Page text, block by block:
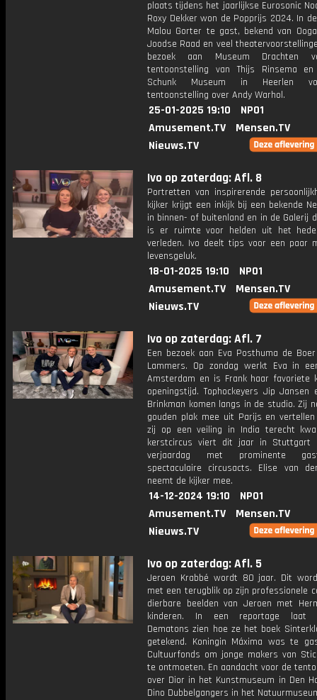
plaats tijdens het jaarlijkse Eurosonic
Roxy Dekker won de Popprijs 2024. In
Malou Gorter te gast, bekend van
Joodse Raad en veel
bezoek aan Museum Drachten
tentoonstelling van Thijs Rinsema
Schunk Museum in Heerlen
tentoonstelling over Andy Warhol.
25-01-2025 19:10
NPO1
Amusement.TV
Mensen.TV
Nieuws.TV
Ivo op zaterdag: Afl. 8
Portretten van inspirerende
kijker krijgt een inkijk bij een bekende
in binnen- of buitenland en in de Galerij
is er ruimte voor helden uit het
verleden. Ivo deelt tips voor een paar
levensgeluk.
18-01-2025 19:10
NPO1
Amusement.TV
Mensen.TV
Nieuws.TV
Ivo op zaterdag: Afl. 7
Een bezoek aan Eva Posthuma de
Lammers. Op zondag werkt Eva in
Amsterdam en is Frank haar favoriete
openingstijd. Tophockeyers Jip Jansen
Brinkman komen langs in de studio. Zij
gouden plak mee uit Parijs en
zij op een veiling in India terecht
kerstcircus viert dit jaar in Stuttgart
verjaardag met prominente
spectaculaire circusacts. Elise van
neemt de kijker mee.
14-12-2024 19:10
NPO1
Amusement.TV
Mensen.TV
Nieuws.TV
Ivo op zaterdag: Afl. 5
Jeroen Krabbé wordt 80 jaar. Dit
met een terugblik op zijn professionele
dierbare beelden van Jeroen met
kinderen. In een reportage laat
Dematons zien hoe ze het boek
getekend. Koningin Máxima was te
Cultuurfonds om jonge makers van
te ontmoeten. En aandacht voor de
over Dior in het Kunstmuseum in Den
Dino Dubbelgangers in het